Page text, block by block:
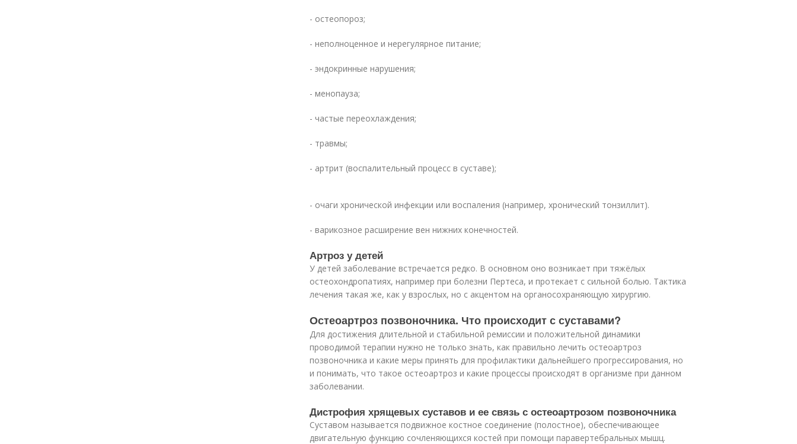
- остеопороз;
- неполноценное и нерегулярное питание;
- эндокринные нарушения;
- менопауза;
- частые переохлаждения;
- травмы;
- артрит (воспалительный процесс в суставе);
- очаги хронической инфекции или воспаления (например, хронический тонзиллит).
- варикозное расширение вен нижних конечностей.
Артроз у детей
У детей заболевание встречается редко. В основном оно возникает при тяжёлых
остеохондропатиях, например при болезни Пертеса, и протекает с сильной болью. Тактика
лечения такая же, как у взрослых, но с акцентом на органосохраняющую хирургию.
Остеоартроз позвоночника. Что происходит с суставами?
Для достижения длительной и стабильной ремиссии и положительной динамики
проводимой терапии нужно не только знать, как правильно лечить остеоартроз
позвоночника и какие меры принять для профилактики дальнейшего прогрессирования, но
и понимать, что такое остеоартроз и какие процессы происходят в организме при данном
заболевании.
Дистрофия хрящевых суставов и ее связь с остеоартрозом позвоночника
Суставом называется подвижное костное соединение (полостное), обеспечивающее
двигательную функцию сочленяющихся костей при помощи паравертебральных мышц.